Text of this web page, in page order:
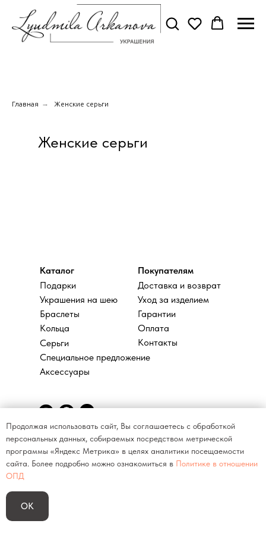
Главная → Женские серьги
Женские серьги
Каталог Покупателям
Политика конфиденциальности
Договор оферты
Украшения на шею
Браслеты
Кольца
Серьги
Аксессуары
Доставка и возврат
Оплата
Уход за изделием
Контакты
Подарки
Специальное предложение
Гарантии
Продолжая использовать сайт, Вы соглашаетесь с обработкой
персональных данных, собираемых посредством метрической
программы «Яндекс Метрика» в целях аналитики посещаемости
сайта. Более подробно можно ознакомиться в Политике в отношении
ОПД
ОК